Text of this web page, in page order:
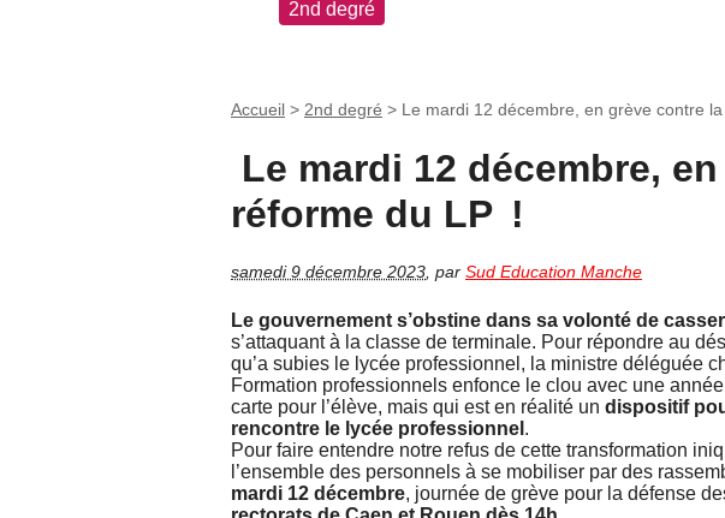
2nd degré
Accueil > 2nd degré > Le mardi 12 décembre, en grève contre
Le mardi 12 décembre,
réforme du LP !
samedi 9 décembre 2023, par Sud Education Manche
Le gouvernement s’obstine dans sa volonté de
s’attaquant à la classe de terminale. Pour répondre au
qu’a subies le lycée professionnel, la ministre déléguée
Formation professionnels enfonce le clou avec une
carte pour l’élève, mais qui est en réalité un dispositif
rencontre le lycée professionnel .
Pour faire entendre notre refus de cette transformation
l’ensemble des personnels à se mobiliser par des
mardi 12 décembre, journée de grève pour la défense